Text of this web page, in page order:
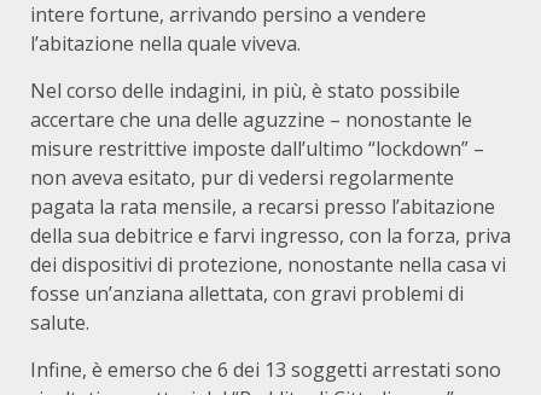
intere fortune, arrivando persino a vendere
l’abitazione nella quale viveva.
Nel corso delle indagini, in più, è stato possibile
accertare che una delle aguzzine – nonostante le
misure restrittive imposte dall’ultimo “lockdown” –
non aveva esitato, pur di vedersi regolarmente
pagata la rata mensile, a recarsi presso l’abitazione
della sua debitrice e farvi ingresso, con la forza, priva
dei dispositivi di protezione, nonostante nella casa vi
fosse un’anziana allettata, con gravi problemi di
salute.
Infine, è emerso che 6 dei 13 soggetti arrestati sono